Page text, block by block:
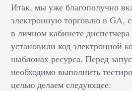
Итак, мы уже благополучно
электронную торговлю в GA,
в личном кабинете диспетчера
установили код электронной
шаблонах ресурса. Перед
необходимо выполнить
целью делаем следующее: